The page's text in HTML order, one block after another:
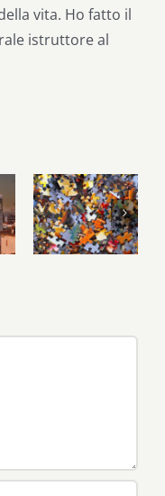
vita. Ho fatto il
istruttore al
Problemi
locali,
risposte